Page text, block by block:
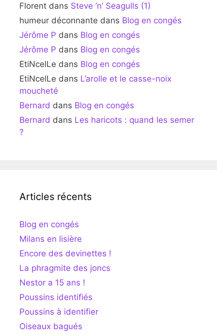
Florent dans Steve ‘n’ Seagulls (1)
humeur déconnante dans Blog en congés
Jérôme P dans Blog en congés
Jérôme P dans Blog en congés
EtiNcelLe dans Blog en congés
EtiNcelLe dans L’arolle et le casse-noix
moucheté
Bernard dans Blog en congés
Bernard dans Les haricots : quand les semer
?
Articles récents
Blog en congés
Milans en lisière
Encore des devinettes !
La phragmite des joncs
Nestor a 15 ans !
Poussins identifiés
Poussins à identifier
Oiseaux bagués